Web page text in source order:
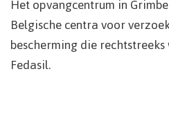
Het opvangcentrum in
Belgische centra voor
bescherming die
Fedasil.